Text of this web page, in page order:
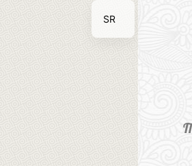
SR
EN